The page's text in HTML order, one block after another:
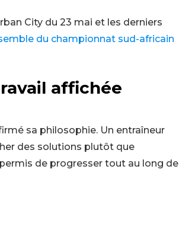
City du 23 mai et les derniers
du championnat sud-africain
affichée
sa philosophie. Un entraîneur
des solutions plutôt que
de progresser tout au long de